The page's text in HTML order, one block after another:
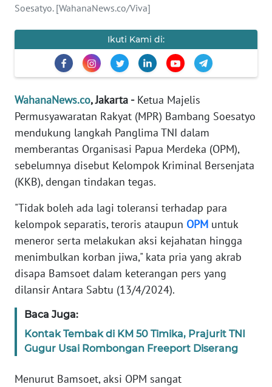
Soesatyo. [WahanaNews.co/Viva]
Ikuti Kami di:
WahanaNews.co, Jakarta -Ketua Majelis
Permusyawaratan Rakyat (MPR) Bambang Soesatyo
mendukung langkah Panglima TNI dalam
memberantas Organisasi Papua Merdeka (OPM),
sebelumnya disebut Kelompok Kriminal Bersenjata
(KKB), dengan tindakan tegas.
"Tidak boleh ada lagi toleransi terhadap para
kelompok separatis, teroris ataupun OPM untuk
meneror serta melakukan aksi kejahatan hingga
menimbulkan korban jiwa," kata pria yang akrab
disapa Bamsoet dalam keterangan pers yang
dilansir Antara Sabtu (13/4/2024).
Baca Juga:
Kontak Tembak di KM 50 Timika, Prajurit TNI
Gugur Usai Rombongan Freeport Diserang
Menurut Bamsoet, aksi OPM sangat
PENDIDIKAN
OLAHRAGA
EDITORIAL
Informasi
INDEKS
BERITA
KONTAK
IKLAN
TENTANG
PEDOMAN
SIBER